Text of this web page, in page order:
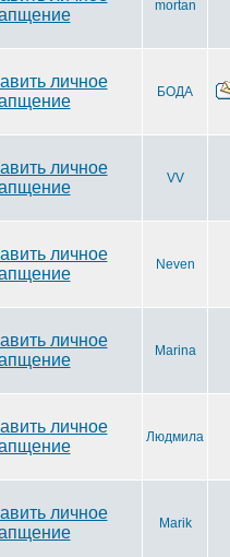
mortan
БОДА
VV
Neven
Marina
Людмила
Marik